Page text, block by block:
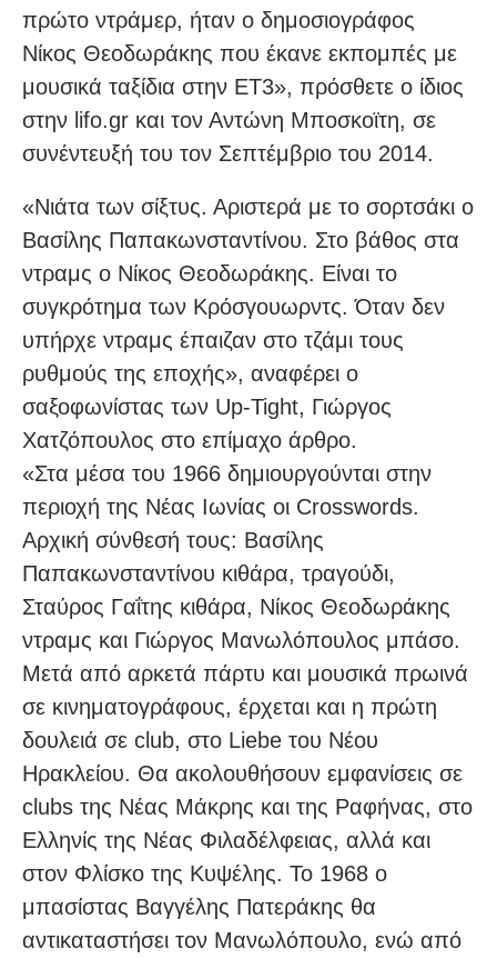
πρώτο ντράμερ, ήταν ο δημοσιογράφος
Νίκος Θεοδωράκης που έκανε εκπομπές με
μουσικά ταξίδια στην ΕΤ3», πρόσθετε ο ίδιος
στην lifo.gr και τον Αντώνη Μποσκοϊτη, σε
συνέντευξή του τον Σεπτέμβριο του 2014.
«Νιάτα των σίξτυς. Αριστερά με το σορτσάκι ο
Βασίλης Παπακωνσταντίνου. Στο βάθος στα
ντραμς ο Νίκος Θεοδωράκης. Είναι το
συγκρότημα των Κρόσγουωρντς. Όταν δεν
υπήρχε ντραμς έπαιζαν στο τζάμι τους
ρυθμούς της εποχής», αναφέρει ο
σαξοφωνίστας των Up-Tight, Γιώργος
Χατζόπουλος στο επίμαχο άρθρο.
«Στα μέσα του 1966 δημιουργούνται στην
περιοχή της Νέας Ιωνίας οι Crosswords.
Αρχική σύνθεσή τους: Βασίλης
Παπακωνσταντίνου κιθάρα, τραγούδι,
Σταύρος Γαΐτης κιθάρα, Νίκος Θεοδωράκης
ντραμς και Γιώργος Μανωλόπουλος μπάσο.
Μετά από αρκετά πάρτυ και μουσικά πρωινά
σε κινηματογράφους, έρχεται και η πρώτη
δουλειά σε club, στο Liebe του Νέου
Ηρακλείου. Θα ακολουθήσουν εμφανίσεις σε
clubs της Νέας Μάκρης και της Ραφήνας, στο
Ελληνίς της Νέας Φιλαδέλφειας, αλλά και
στον Φλίσκο της Κυψέλης. Το 1968 ο
μπασίστας Βαγγέλης Πατεράκης θα
αντικαταστήσει τον Μανωλόπουλο, ενώ από